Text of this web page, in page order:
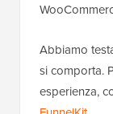
Abbiamo
si comporta.
esperienza,